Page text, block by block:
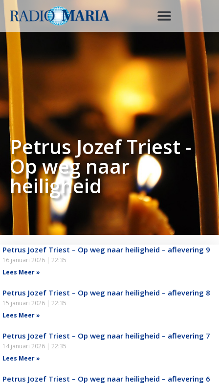
Petrus Jozef Triest -
Op weg naar
heiligheid
Petrus Jozef Triest – Op weg naar heiligheid – aflevering 9
16 januari 2026
22:35
Lees Meer »
Petrus Jozef Triest – Op weg naar heiligheid – aflevering 8
15 januari 2026
22:35
Lees Meer »
Petrus Jozef Triest – Op weg naar heiligheid – aflevering 7
14 januari 2026
22:35
Lees Meer »
Petrus Jozef Triest – Op weg naar heiligheid – aflevering 6